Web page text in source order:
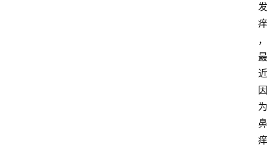
发
痒
，
最
近
因
为
鼻
痒